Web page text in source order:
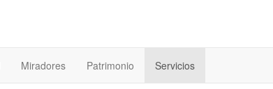
Miradores Patrimonio Servicios